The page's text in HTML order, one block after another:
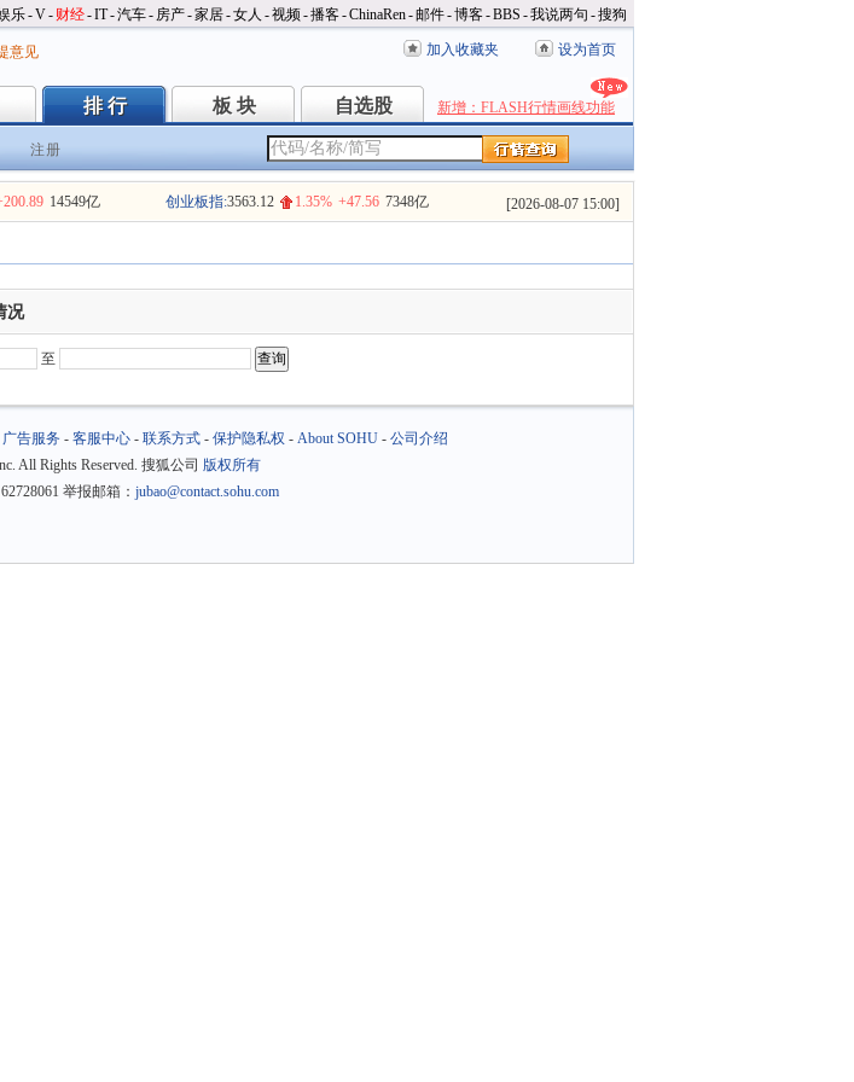
乐-V- 财经-IT-汽车- 房产-家居-女人 -视频-播客-ChinaRen-邮件-博客-BBS -我说两句 -搜狗
意见 加入收藏夹 设为首页
排 行
排 行 板 块
板 块 自选股
自选股 新增：FLASH行情画线功能
注册
14549亿 创业板指:3563.12 1.35% +47.56 7348亿 [2026-08-07 15:00]
况
至
广告服务- 客服中心- 联系方式- 保护隐私权 - About SOHU- 公司介绍
All Rights Reserved. 搜狐公司 版权所有
举报邮箱： jubao@contact.sohu.com